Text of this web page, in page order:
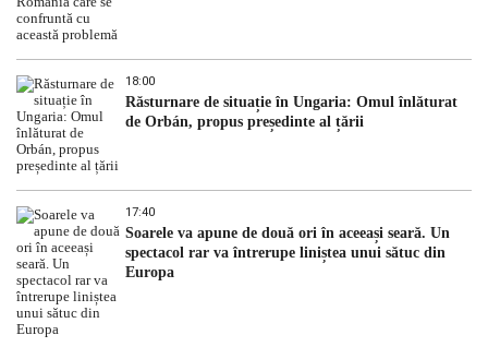
18:00
Răsturnare de situație în Ungaria: Omul înlăturat
de Orbán, propus președinte al țării
17:40
Soarele va apune de două ori în aceeași seară. Un
spectacol rar va întrerupe liniștea unui sătuc din
Europa